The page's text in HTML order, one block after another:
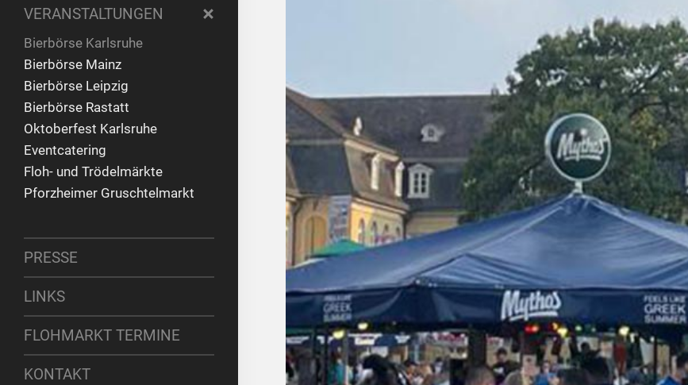
VERANSTALTUNGEN
Bierbörse Karlsruhe
Bierbörse Mainz
Bierbörse Leipzig
Bierbörse Rastatt
Oktoberfest Karlsruhe
Eventcatering
Floh- und Trödelmärkte
Pforzheimer Gruschtelmarkt
PRESSE
LINKS
FLOHMARKT TERMINE
KONTAKT